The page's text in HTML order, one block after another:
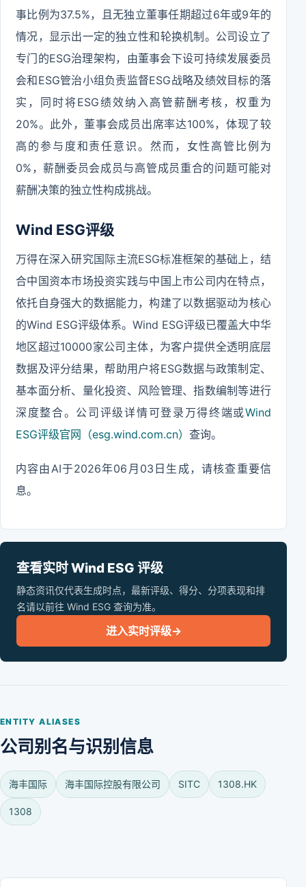
事比例为37.5%，且无独立董事任期超过6年或9年的
情况，显示出一定的独立性和轮换机制。公司设立了
专门的ESG治理架构，由董事会下设可持续发展委员
会和ESG管治小组负责监督ESG战略及绩效目标的落
实，同时将ESG绩效纳入高管薪酬考核，权重为
20%。此外，董事会成员出席率达100%，体现了较
高的参与度和责任意识。然而，女性高管比例为
0%，薪酬委员会成员与高管成员重合的问题可能对
薪酬决策的独立性构成挑战。
Wind ESG评级
万得在深入研究国际主流ESG标准框架的基础上，结
合中国资本市场投资实践与中国上市公司内在特点，
依托自身强大的数据能力，构建了以数据驱动为核心
的Wind ESG评级体系。Wind ESG评级已覆盖大中华
地区超过10000家公司主体，为客户提供全透明底层
数据及评分结果，帮助用户将ESG数据与政策制定、
基本面分析、量化投资、风险管理、指数编制等进行
深度整合。公司评级详情可登录万得终端或Wind
ESG评级官网（esg.wind.com.cn） 查询。
内容由AI于2026年06月03日生成，请核查重要信
息。
查看实时 Wind ESG 评级
静态资讯仅代表生成时点，最新评级、得分、分项表现和排
名请以前往 Wind ESG 查询为准。
进入实时评级→
ENTITY ALIASES
公司别名与识别信息
海丰国际 海丰国际控股有限公司 SITC 1308.HK
1308